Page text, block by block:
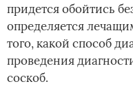
придется обойтись
определяется
того, какой способ
проведения
соскоб.